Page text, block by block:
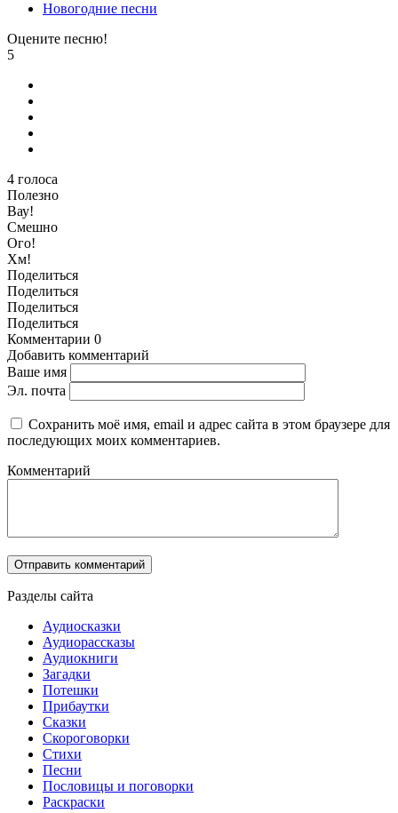
Новогодние песни
Оцените песню!
5
4 голоса
Полезно
Вау!
Смешно
Ого!
Хм!
Поделиться
Поделиться
Поделиться
Поделиться
Комментарии 0
Добавить комментарий
Ваше имя
Эл. почта
Сохранить моё имя, email и адрес сайта в этом браузере для
последующих моих комментариев.
Комментарий
Разделы сайта
Аудиосказки
Аудиорассказы
Аудиокниги
Загадки
Потешки
Прибаутки
Сказки
Скороговорки
Стихи
Песни
Пословицы и поговорки
Раскраски